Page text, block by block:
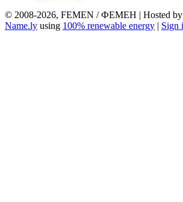
© 2008-2026, FEMEN / ФЕМЕН | Hosted by
Name.ly using 100% renewable energy | Sign